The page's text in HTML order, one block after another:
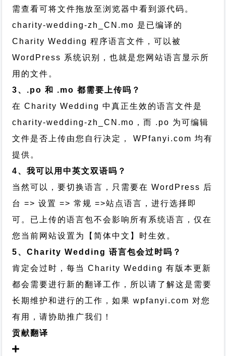
需查看可将文件拖放至浏览器中看到源代码。
charity-wedding-zh_CN.mo 是已编译的
Charity Wedding 程序语言文件，可以被
WordPress 系统识别，也就是您网站语言显示所
用的文件。
3、.po 和 .mo 都需要上传吗？
在 Charity Wedding 中真正生效的语言文件是
charity-wedding-zh_CN.mo，而 .po 为可编辑
文件是否上传由您自行决定， WPfanyi.com 均有
提供。
4、我可以用中英文双语吗？
当然可以，要切换语言，只需要在 WordPress 后
台 => 设置 => 常规 =>站点语言，进行选择即
可。已上传的语言包不会影响所有系统语言，仅在
您当前网站设置为【简体中文】时生效。
5、Charity Wedding 语言包会过时吗？
肯定会过时，每当 Charity Wedding 有版本更新
都会需要进行新的翻译工作，所以请了解这是需要
长期维护和进行的工作，如果 wpfanyi.com 对您
有用，请协助推广我们！
贡献翻译